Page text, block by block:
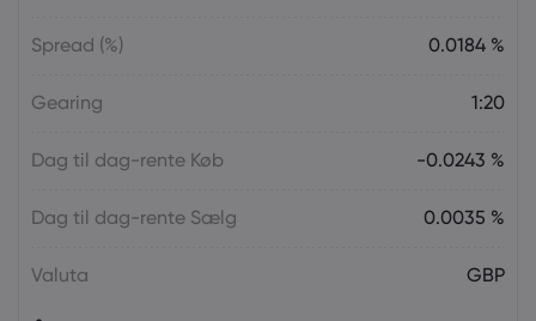
Spread (%) 0.0184 %
Gearing 1:20
Dag til dag-rente Køb -0.0243 %
Dag til dag-rente Sælg 0.0035 %
Valuta GBP